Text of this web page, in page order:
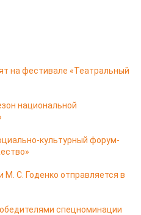
на фестивале «Театральный
национальной
культурный форум-
С. Годенко отправляется в
спецноминации